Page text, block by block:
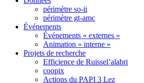
périmètre so-ii
périmètre gt-amc
Événements
Événements « externes »
Animation « interne »
Projets de recherche
Efficience de Ruissel’alabri
coopix
Actions du PAPI 3 Lez